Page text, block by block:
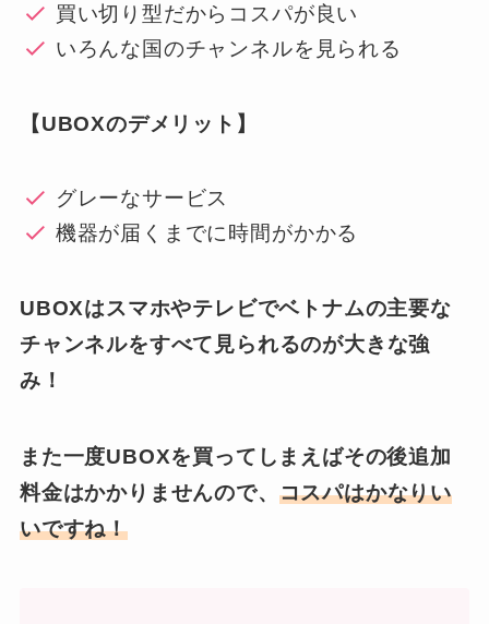
買い切り型だからコスパが良い
いろんな国のチャンネルを見られる
【UBOXのデメリット】
グレーなサービス
機器が届くまでに時間がかかる
UBOXはスマホやテレビでベトナムの主要な
チャンネルをすべて見られるのが大きな強
み！
また一度UBOXを買ってしまえばその後追加
料金はかかりませんので、 コスパはかなりい
いですね！